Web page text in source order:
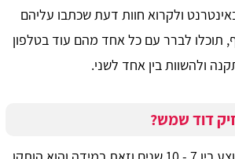
ולקרוא חוות דעת שכתבו עליהם
תוכלו לברר עם כל אחד מהם עוד בטלפון
ולהשוות בין אחד לשני.
דוד שמש?